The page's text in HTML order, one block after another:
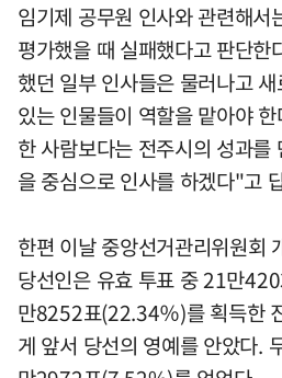
임기제 공무원 인사와 관련해
평가했을 때 실패했다고 판단
했던 일부 인사들은 물러나고
있는 인물들이 역할을 맡아야
한 사람보다는 전주시의 성과를
을 중심으로 인사를 하겠다"고
한편 이날 중앙선거관리위원회
당선인은 유효 투표 중 21만
만8252표(22.34％)를 획득한
게 앞서 당선의 영예를 안았다.